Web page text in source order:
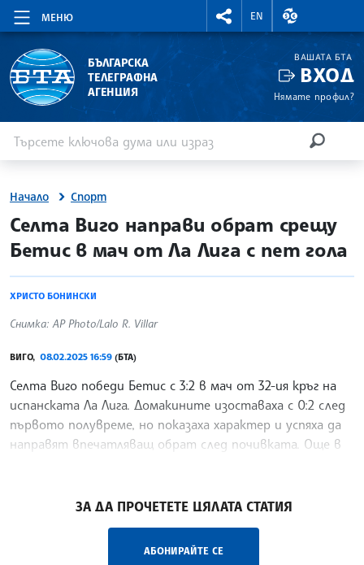
МЕНЮ
RIGHTMENU.SOCIAL
EN
ВАЛУТНИ
БЪЛГАРСКА
ТЕЛЕГРАФНА
АГЕНЦИЯ
ВАШАТА БТА
ВХОД
Нямате профил?
Начало Спорт
site.bta
Селта Виго направи обрат срещу
Бетис в мач от Ла Лига с пет гола
ХРИСТО БОНИНСКИ
Снимка: AP Photo/Lalo R. Villar
ВИГО, 08.02.2025 16:59 (БТА)
Селта Виго победи Бетис с 3:2 в мач от 32-ия кръг на
испанската Ла Лига. Домакините изоставаха с 0:2 след
първото полувреме, но показаха характер и успяха да
направят впечатляващ обрат след почивката. Още в
ЗА ДА ПРОЧЕТЕТЕ ЦЯЛАТА СТАТИЯ
АБОНИРАЙТЕ СЕ